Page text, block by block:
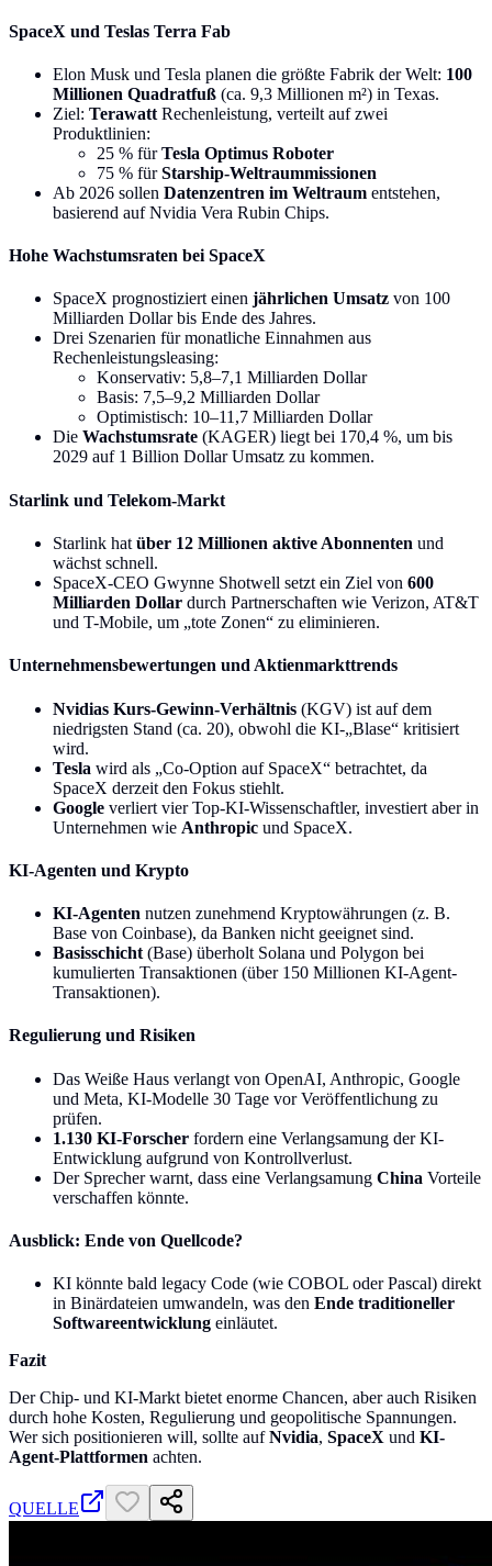
SpaceX und Teslas Terra Fab
Elon Musk und Tesla planen die größte Fabrik der Welt: 100
Millionen Quadratfuß (ca. 9,3 Millionen m²) in Texas.
Ziel: Terawatt Rechenleistung, verteilt auf zwei
Produktlinien:
25 % fürTesla Optimus Roboter
75 % fürStarship-Weltraummissionen
Ab 2026 sollen Datenzentren im Weltraum entstehen,
basierend auf Nvidia Vera Rubin Chips.
Hohe Wachstumsraten bei SpaceX
SpaceX prognostiziert einen jährlichen Umsatz von 100
Milliarden Dollar bis Ende des Jahres.
Drei Szenarien für monatliche Einnahmen aus
Rechenleistungsleasing:
Konservativ: 5,8–7,1 Milliarden Dollar
Basis: 7,5–9,2 Milliarden Dollar
Optimistisch: 10–11,7 Milliarden Dollar
Die Wachstumsrate (KAGER) liegt bei 170,4 %, um bis
2029 auf 1 Billion Dollar Umsatz zu kommen.
Starlink und Telekom-Markt
Starlink hat über 12 Millionen aktive Abonnenten und
wächst schnell.
SpaceX-CEO Gwynne Shotwell setzt ein Ziel von 600
Milliarden Dollar durch Partnerschaften wie Verizon, AT&T
und T-Mobile, um „tote Zonen“ zu eliminieren.
Unternehmensbewertungen und Aktienmarkttrends
Nvidias Kurs-Gewinn-Verhältnis (KGV) ist auf dem
niedrigsten Stand (ca. 20), obwohl die KI-„Blase“ kritisiert
wird.
Tesla wird als „Co-Option auf SpaceX“ betrachtet, da
SpaceX derzeit den Fokus stiehlt.
Google verliert vier Top-KI-Wissenschaftler, investiert aber in
Unternehmen wie Anthropic und SpaceX.
KI-Agenten und Krypto
KI-Agenten nutzen zunehmend Kryptowährungen (z. B.
Base von Coinbase), da Banken nicht geeignet sind.
Basisschicht (Base) überholt Solana und Polygon bei
kumulierten Transaktionen (über 150 Millionen KI-Agent-
Transaktionen).
Regulierung und Risiken
Das Weiße Haus verlangt von OpenAI, Anthropic, Google
und Meta, KI-Modelle 30 Tage vor Veröffentlichung zu
prüfen.
1.130 KI-Forscher fordern eine Verlangsamung der KI-
Entwicklung aufgrund von Kontrollverlust.
Der Sprecher warnt, dass eine Verlangsamung China Vorteile
verschaffen könnte.
Ausblick: Ende von Quellcode?
KI könnte bald legacy Code (wie COBOL oder Pascal) direkt
in Binärdateien umwandeln, was den Ende traditioneller
Softwareentwicklung einläutet.
Fazit
Der Chip- und KI-Markt bietet enorme Chancen, aber auch Risiken
durch hohe Kosten, Regulierung und geopolitische Spannungen.
Wer sich positionieren will, sollte aufNvidia, SpaceX und KI-
Agent-Plattformen achten.
QUELLE